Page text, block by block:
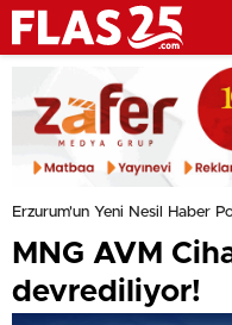
Erzurum'un Yeni Nesil Haber
MNG AVM
devrediliyor!